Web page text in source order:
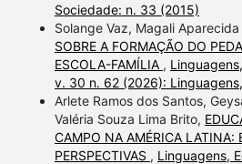
Sociedade: n. 33 (2015)
Solange Vaz, Magali
SOBRE A FORMAÇÃO DO
ESCOLA-FAMÍLIA ,
v. 30 n. 62 (2026):
Arlete Ramos dos Santos,
Valéria Souza Lima Brito,
CAMPO NA AMÉRICA LATINA:
PERSPECTIVAS , Linguagens,